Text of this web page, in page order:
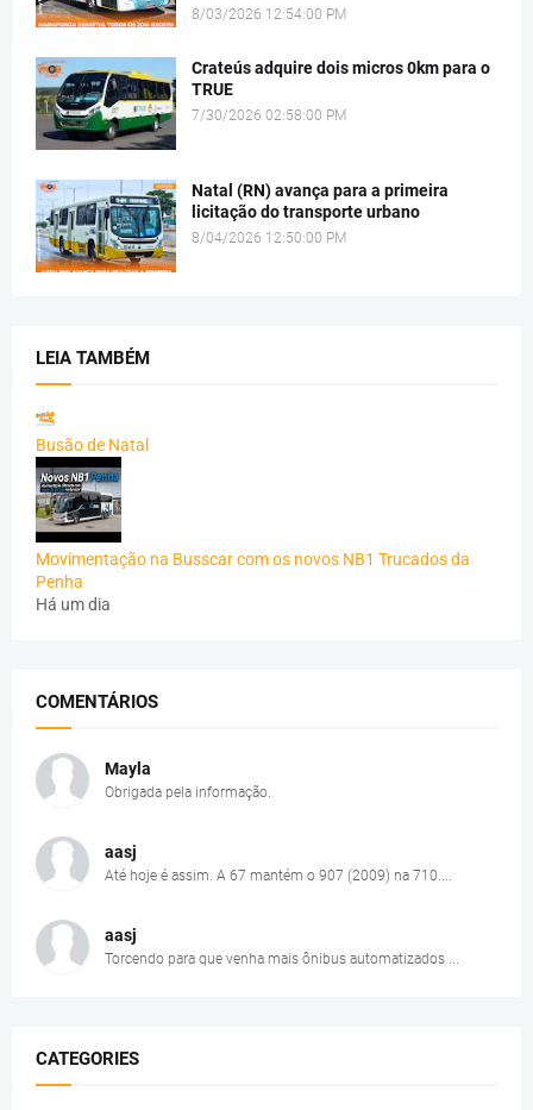
8/03/2026 12:54:00 PM
Crateús adquire dois micros 0km para o
TRUE
7/30/2026 02:58:00 PM
Natal (RN) avança para a primeira
licitação do transporte urbano
8/04/2026 12:50:00 PM
LEIA TAMBÉM
Busão de Natal
Movimentação na Busscar com os novos NB1 Trucados da
Penha
Há um dia
COMENTÁRIOS
Mayla
Obrigada pela informação.
aasj
Até hoje é assim. A 67 mantém o 907 (2009) na 710....
aasj
Torcendo para que venha mais ônibus automatizados ...
CATEGORIES